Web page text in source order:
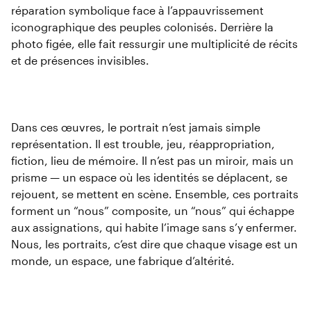
réparation symbolique face à l’appauvrissement
iconographique des peuples colonisés. Derrière la
photo figée, elle fait ressurgir une multiplicité de récits
et de présences invisibles.
Dans ces œuvres, le portrait n’est jamais simple
représentation. Il est trouble, jeu, réappropriation,
fiction, lieu de mémoire. Il n’est pas un miroir, mais un
prisme — un espace où les identités se déplacent, se
rejouent, se mettent en scène. Ensemble, ces portraits
forment un “nous” composite, un “nous” qui échappe
aux assignations, qui habite l’image sans s’y enfermer.
Nous, les portraits, c’est dire que chaque visage est un
monde, un espace, une fabrique d’altérité.